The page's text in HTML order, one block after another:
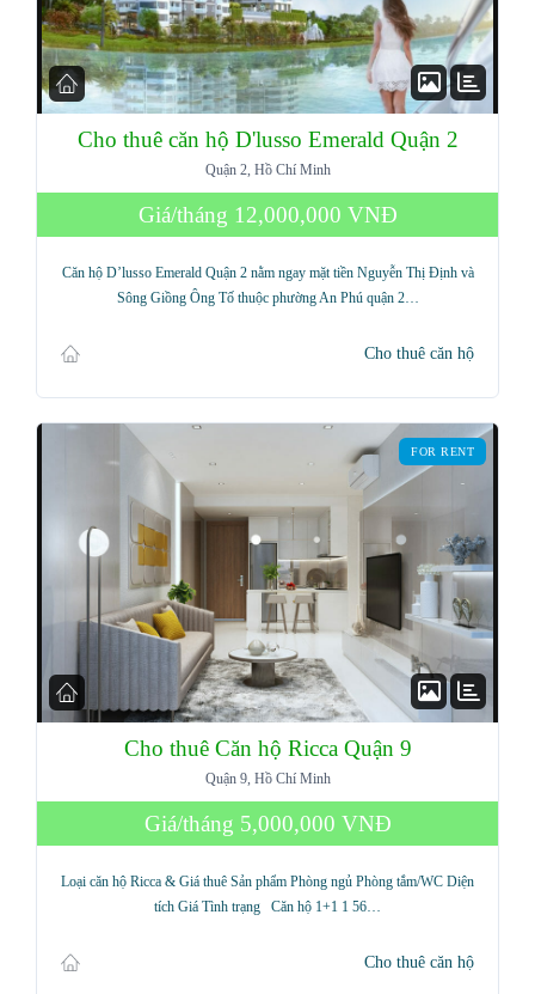
Cho thuê căn hộ D'lusso Emerald Quận 2
Quận 2, Hồ Chí Minh
Giá/tháng 12,000,000 VNĐ
Căn hộ D’lusso Emerald Quận 2 nằm ngay mặt tiền Nguyễn Thị Định và
Sông Giồng Ông Tố thuộc phường An Phú quận 2…
Cho thuê căn hộ
FOR RENT
Cho thuê Căn hộ Ricca Quận 9
Quận 9, Hồ Chí Minh
Giá/tháng 5,000,000 VNĐ
Loại căn hộ Ricca & Giá thuê Sản phẩm Phòng ngủ Phòng tắm/WC Diện
tích Giá Tình trạng Căn hộ 1+1 1 56…
Cho thuê căn hộ
Log in
Username
Lost your password?